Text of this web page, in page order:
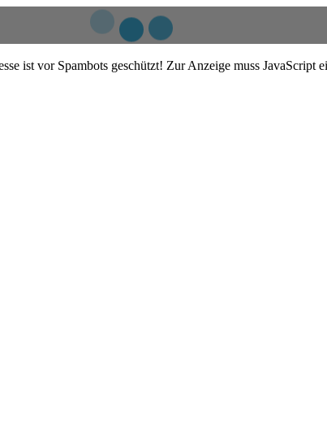
ist vor Spambots geschützt! Zur Anzeige muss JavaScript